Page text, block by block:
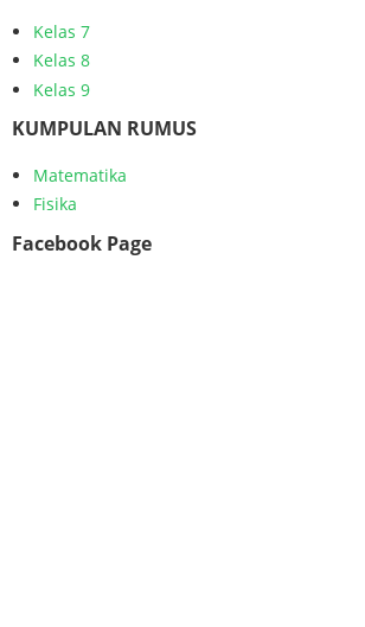
Kelas 7
Kelas 8
Kelas 9
KUMPULAN RUMUS
Matematika
Fisika
Facebook Page